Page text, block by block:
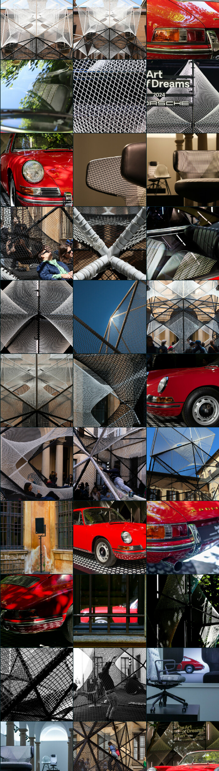
The Art of Dreams
Carla Palini
The Art of Dreams
Carla Palini
The Art of Dreams
Carla Palini
The Art of Dreams
Ming Hsuan Hsu
The Art of Dreams
Ming Hsuan Hsu
The Art of Dreams
Ming Hsuan Hsu
The Art of Dreams
Ming Hsuan Hsu
The Art of Dreams
Ming Hsuan Hsu
The Art of Dreams
Ming Hsuan Hsu
The Art of Dreams
Ming Hsuan Hsu
The Art of Dreams
Ming Hsuan Hsu
The Art of Dreams
Ming Hsuan Hsu
The Art of Dreams
Ming Hsuan Hsu
The Art of Dreams
Ming Hsuan Hsu
The Art of Dreams
Stefano Bassi
The Art of Dreams
Stefano Bassi
The Art of Dreams
Stefano Bassi
The Art of Dreams
Stefano Bassi
The Art of Dreams
Silvia Bersani
The Art of Dreams
Silvia Bersani
The Art of Dreams
Evelyn Modica
The Art of Dreams
Evelyn Modica
The Art of Dreams
Evelyn Modica
The Art of Dreams
Yvonne Russo
The Art of Dreams
The Art of Dreams
Edoardo Trapani
The Art of Dreams
Edoardo Trapani
The Art of Dreams
Juliet Lagae
The Art of Dreams
Juliet Lagae
The Art of Dreams
Juliet Lagae